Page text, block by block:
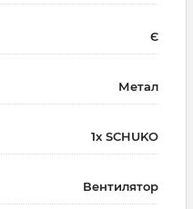
Є
Метал
1x SCHUKO
Вентилятор